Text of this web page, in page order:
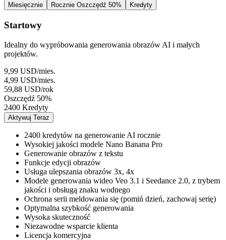
Miesięcznie Rocznie Oszczędź 50% Kredyty
Startowy
Idealny do wypróbowania generowania obrazów AI i małych
projektów.
9,99 USD/mies.
4,99 USD/mies.
59,88 USD/rok
Oszczędź 50%
2400 Kredyty
Aktywuj Teraz
2400 kredytów na generowanie AI rocznie
Wysokiej jakości modele Nano Banana Pro
Generowanie obrazów z tekstu
Funkcje edycji obrazów
Usługa ulepszania obrazów 3x, 4x
Modele generowania wideo Veo 3.1 i Seedance 2.0, z trybem
jakości i obsługą znaku wodnego
Ochrona serii meldowania się (pomiń dzień, zachowaj serię)
Optymalna szybkość generowania
Wysoka skuteczność
Niezawodne wsparcie klienta
Licencja komercyjna